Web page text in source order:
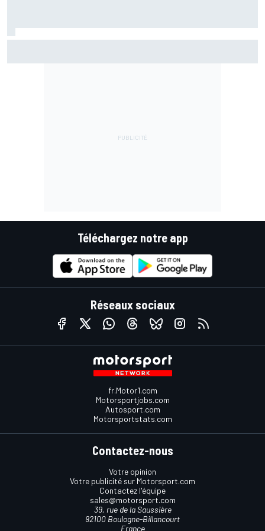
Téléchargez notre app
Réseaux sociaux
fr.Motor1.com
Motorsportjobs.com
Autosport.com
Motorsportstats.com
Contactez-nous
Votre opinion
Votre publicité sur Motorsport.com
Contactez l'équipe
sales@motorsport.com
39, rue de la Saussière
92100 Boulogne-Billancourt
France